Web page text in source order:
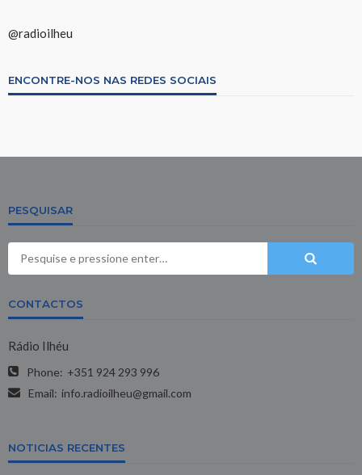
@radioilheu
ENCONTRE-NOS NAS REDES SOCIAIS
PESQUISAR
CONTACTOS
Rádio Ilhéu
Phone: +351 924 293 996
Email: info.radioilheu@gmail.com
NOTICIAS RECENTES